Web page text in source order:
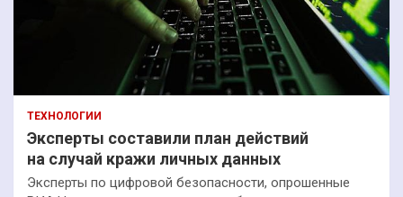
ТЕХНОЛОГИИ
Эксперты составили план действий
на случай кражи личных данных
Эксперты по цифровой безопасности, опрошенные